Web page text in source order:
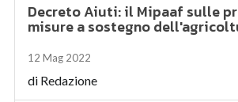
Decreto Aiuti: il Mipaaf sulle
misure a sostegno
12 Mag 2022
di Redazione